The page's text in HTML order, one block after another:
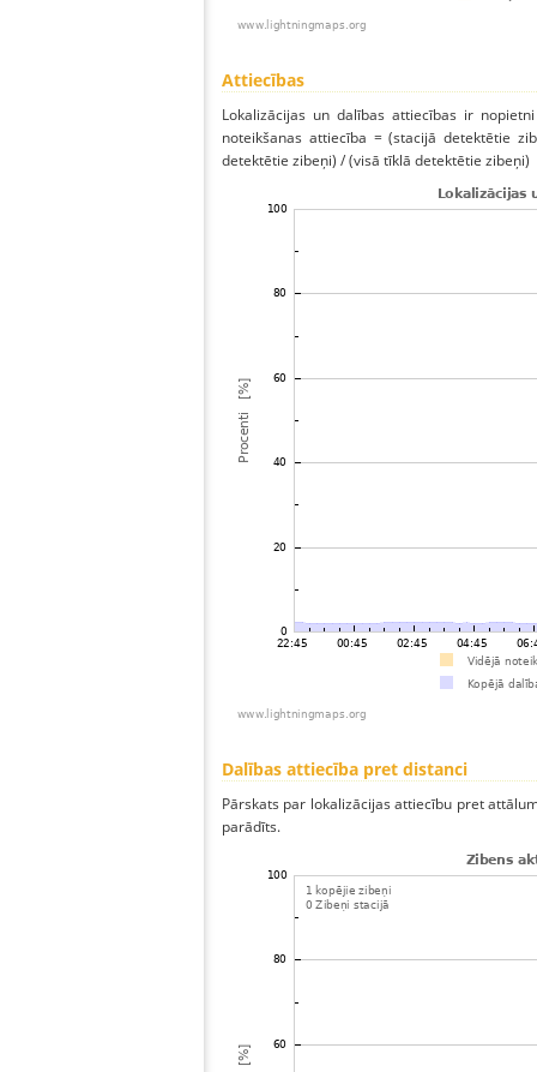
Attiecības
Lokalizācijas un dalības attiecības ir
noteikšanas attiecība = (stacijā detektētie
detektētie zibeņi) / (visā tīklā detektētie zibeņi)
Dalības attiecība pret distanci
Pārskats par lokalizācijas attiecību pret
parādīts.